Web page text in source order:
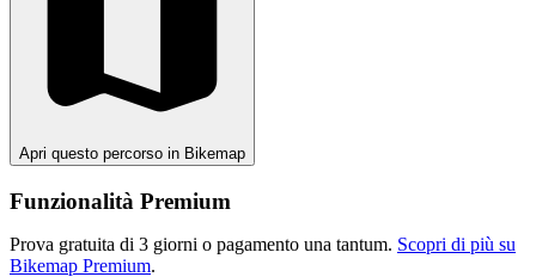
Apri questo percorso in Bikemap
Funzionalità Premium
Prova gratuita di 3 giorni o pagamento una tantum. Scopri di più su
Bikemap Premium.